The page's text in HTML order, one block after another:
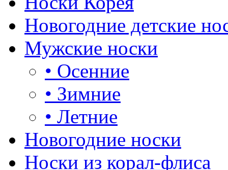
Новогодние детские
Мужские носки
• Осенние
• Зимние
• Летние
Новогодние носки
Носки из корал-флиса